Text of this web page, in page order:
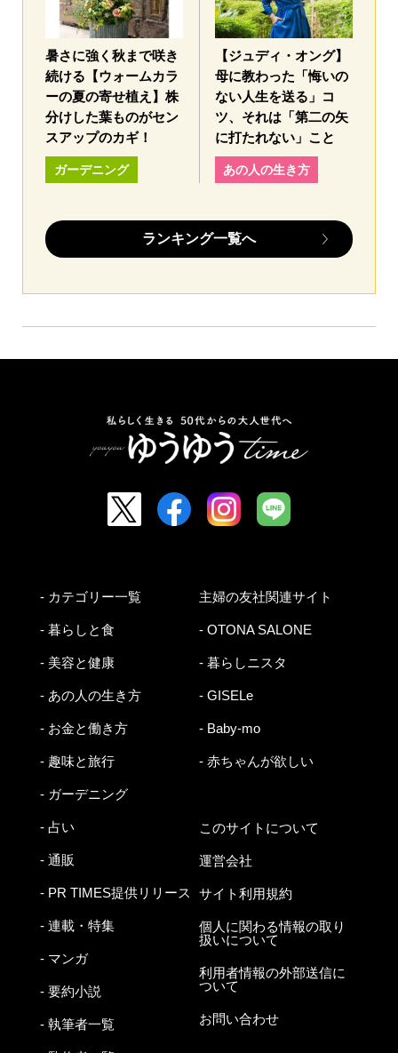
暑さに強く秋まで咲き
続ける【ウォームカラ
ーの夏の寄せ植え】株
分けした葉ものがセン
スアップのカギ！
ガーデニング
【ジュディ・オング】
母に教わった「悔いの
ない人生を送る」コ
ツ、それは「第二の矢
に打たれない」こと
あの人の生き方
ランキング一覧へ
- カテゴリー一覧
- 暮らしと食
- 美容と健康
- あの人の生き方
- お金と働き方
- 趣味と旅行
- ガーデニング
- 占い
- 通販
- PR TIMES提供リリース
- 連載・特集
- マンガ
- 要約小説
- 執筆者一覧
主婦の友社関連サイト
- OTONA SALONE
- 暮らしニスタ
- GISELe
- Baby-mo
- 赤ちゃんが欲しい
このサイトについて
運営会社
サイト利用規約
個人に関わる情報の取り
扱いについて
利用者情報の外部送信に
ついて
お問い合わせ